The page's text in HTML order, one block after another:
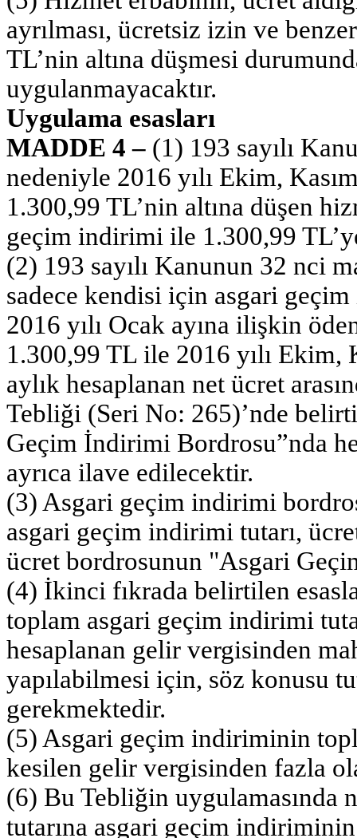
ayrılması, ücretsiz izin ve
TL’nin altına düşmesi
uygulanmayacaktır.
Uygulama esasları
MADDE 4 – (1) 193 sayılı
nedeniyle 2016 yılı Ekim,
1.300,99 TL’nin altına düşen
geçim indirimi ile 1.300,99
(2) 193 sayılı Kanunun 32 nci
sadece kendisi için asgari
2016 yılı Ocak ayına ilişkin
1.300,99 TL ile 2016 yılı Ekim,
aylık hesaplanan net ücret
Tebliği (Seri No: 265)’nde
Geçim İndirimi Bordrosu”nda
ayrıca ilave edilecektir.
(3) Asgari geçim indirimi
asgari geçim indirimi tutarı,
ücret bordrosunun "Asgari
(4) İkinci fıkrada belirtilen
toplam asgari geçim indirimi
hesaplanan gelir vergisinden
yapılabilmesi için, söz konusu
gerekmektedir.
(5) Asgari geçim indiriminin
kesilen gelir vergisinden fazla
(6) Bu Tebliğin uygulamasında
tutarına asgari geçim